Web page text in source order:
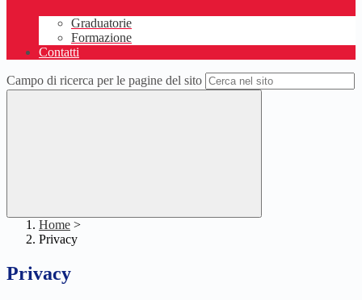
Graduatorie
Formazione
Contatti
Campo di ricerca per le pagine del sito
Home >
Privacy
Privacy